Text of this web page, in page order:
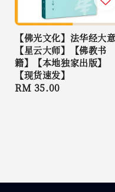
【佛光文化】法华经大意
【星云大师】【佛教书
籍】【本地独家出版】
【现货速发】
Regular
RM 35.00